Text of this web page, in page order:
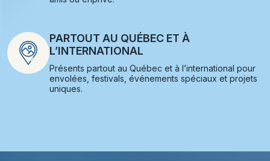
PARTOUT AU QUÉBEC ET À
L’INTERNATIONAL
Présents partout au Québec et à l’international pour
envolées, festivals, événements spéciaux et projets
uniques.